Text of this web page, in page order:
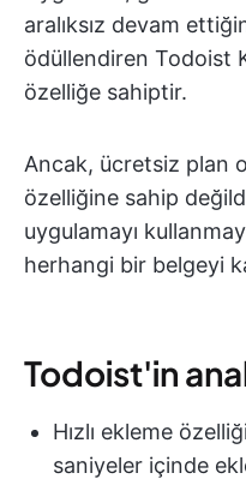
aralıksız devam
ödüllendiren Todoist
özelliğe sahiptir.
Ancak, ücretsiz plan
özelliğine sahip
uygulamayı
herhangi bir belgeyi
Todoist'in
Hızlı ekleme
saniyeler içinde